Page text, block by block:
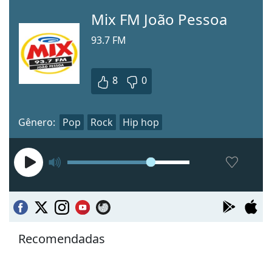
Mix FM João Pessoa
93.7 FM
8 0
Gênero: Pop Rock Hip hop
Recomendadas